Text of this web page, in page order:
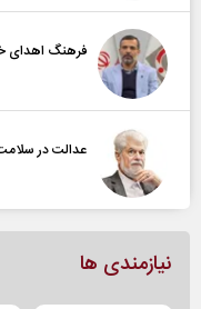
فرهنگ اهدای
عدالت در سلامت
نیازمندی ها